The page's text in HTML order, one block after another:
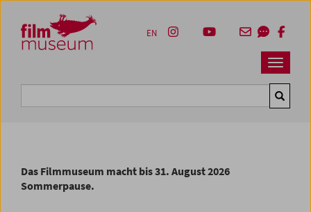
Zum Inhalt
Zum Hauptmenü
Zur Servicenavigation
Zum Suche
Navbar
EN
Das Filmmuseum macht bis 31. August 2026
Sommerpause.